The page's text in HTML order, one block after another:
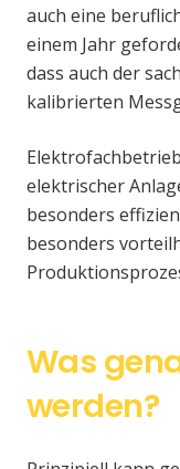
auch eine
einem Jahr
dass auch der
kalibrierten
elektrischer
besonders
besonders
Was
werden?